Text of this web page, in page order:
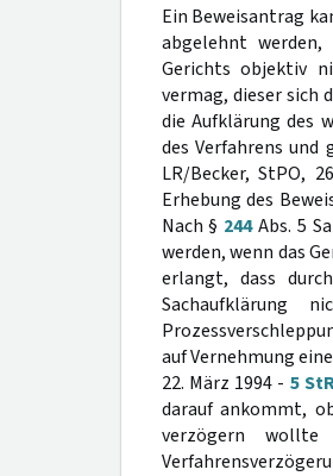
Ein Beweisantrag
abgelehnt
Gerichts objektiv
vermag, dieser sich
die Aufklärung des
des Verfahrens
LR/Becker, StPO,
Erhebung des
Nach § 244Abs. 5
werden, wenn das
erlangt, dass
auf Vernehmung
22. März 1994 - 5
darauf ankommt,
verzögern